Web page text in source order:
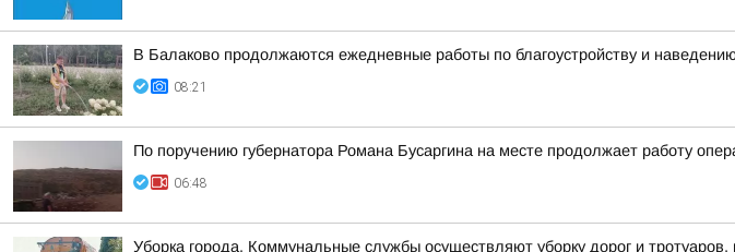
В Балаково продолжаются ежедневные работы по благоустройству и
08:21
По поручению губернатора Романа Бусаргина на месте продолжает работу
06:48
Уборка города. Коммунальные службы осуществляют уборку дорог и